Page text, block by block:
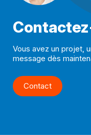
Vous avez un projet,
message dès
Contact